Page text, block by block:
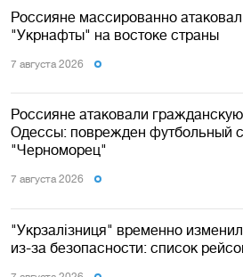
Россияне массированно
"Укрнафты" на востоке страны
7 августа 2026
Россияне атаковали
Одессы: поврежден футбольный
"Черноморец"
7 августа 2026
"Укрзалізниця" временно
из-за безопасности: список